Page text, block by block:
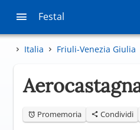
Festal
Italia Friuli-Venezia Giulia
Promemoria Condividi